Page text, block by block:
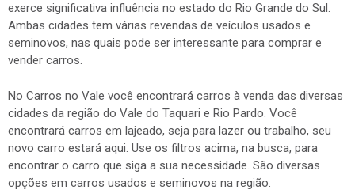
exerce significativa influência no estado do Rio Grande do Sul.
Ambas cidades tem várias revendas de veículos usados e
seminovos, nas quais pode ser interessante para comprar e
vender carros.
No Carros no Vale você encontrará carros à venda das diversas
cidades da região do Vale do Taquari e Rio Pardo. Você
encontrará carros em lajeado, seja para lazer ou trabalho, seu
novo carro estará aqui. Use os filtros acima, na busca, para
encontrar o carro que siga a sua necessidade. São diversas
opções em carros usados e seminovos na região.